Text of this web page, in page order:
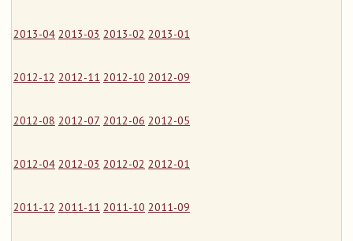
2013-04 2013-03 2013-02 2013-01
2012-12 2012-11 2012-10 2012-09
2012-08 2012-07 2012-06 2012-05
2012-04 2012-03 2012-02 2012-01
2011-12 2011-11 2011-10 2011-09